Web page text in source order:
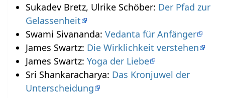
Sukadev Bretz, Ulrike Schöber: Der Pfad zur
Gelassenheit
Swami Sivananda: Vedanta für Anfänger
James Swartz: Die Wirklichkeit verstehen
James Swartz: Yoga der Liebe
Sri Shankaracharya: Das Kronjuwel der
Unterscheidung